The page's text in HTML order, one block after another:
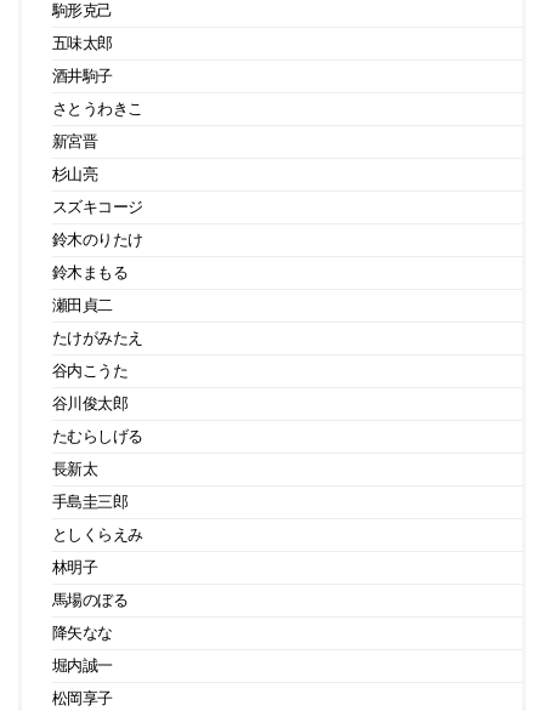
駒形克己
五味太郎
酒井駒子
さとうわきこ
新宮晋
杉山亮
スズキコージ
鈴木のりたけ
鈴木まもる
瀬田貞二
たけがみたえ
谷内こうた
谷川俊太郎
たむらしげる
長新太
手島圭三郎
としくらえみ
林明子
馬場のぼる
降矢なな
堀内誠一
松岡享子